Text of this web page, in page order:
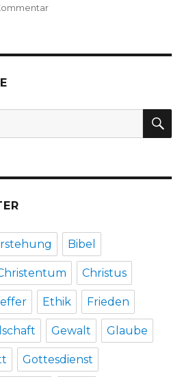
zu
Welver
Bibel
Christus
Ethik Frieden
Gewalt Glaube
Gottesdienst